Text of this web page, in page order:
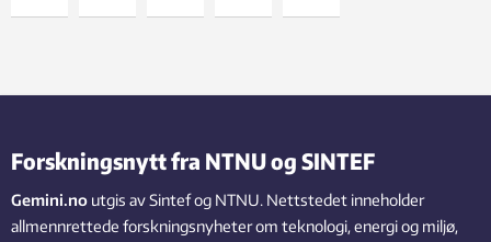
Forskningsnytt fra NTNU og SINTEF
Gemini.no utgis av Sintef og NTNU. Nettstedet inneholder
allmennrettede forskningsnyheter om teknologi, energi og miljø,